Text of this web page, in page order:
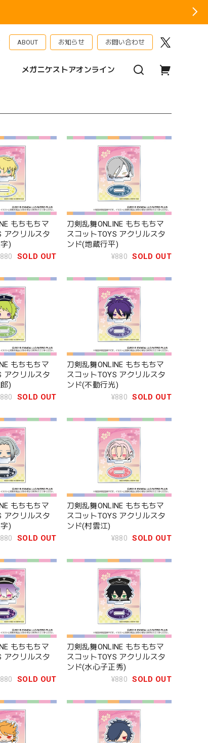
ABOUT お知らせ お問い合わせ
メガニケストアオンライン
もちもちマ
アクリルスタ
)
SOLD OUT
刀剣乱舞ONLINE もちもちマ
スコットTOYS アクリルスタ
ンド(地蔵行平)
¥880 SOLD OUT
もちもちマ
アクリルスタ
)
SOLD OUT
刀剣乱舞ONLINE もちもちマ
スコットTOYS アクリルスタ
ンド(不動行光)
¥880 SOLD OUT
もちもちマ
アクリルスタ
)
SOLD OUT
刀剣乱舞ONLINE もちもちマ
スコットTOYS アクリルスタ
ンド(村雲江)
¥880 SOLD OUT
もちもちマ
アクリルスタ
SOLD OUT
刀剣乱舞ONLINE もちもちマ
スコットTOYS アクリルスタ
ンド(水心子正秀)
¥880 SOLD OUT